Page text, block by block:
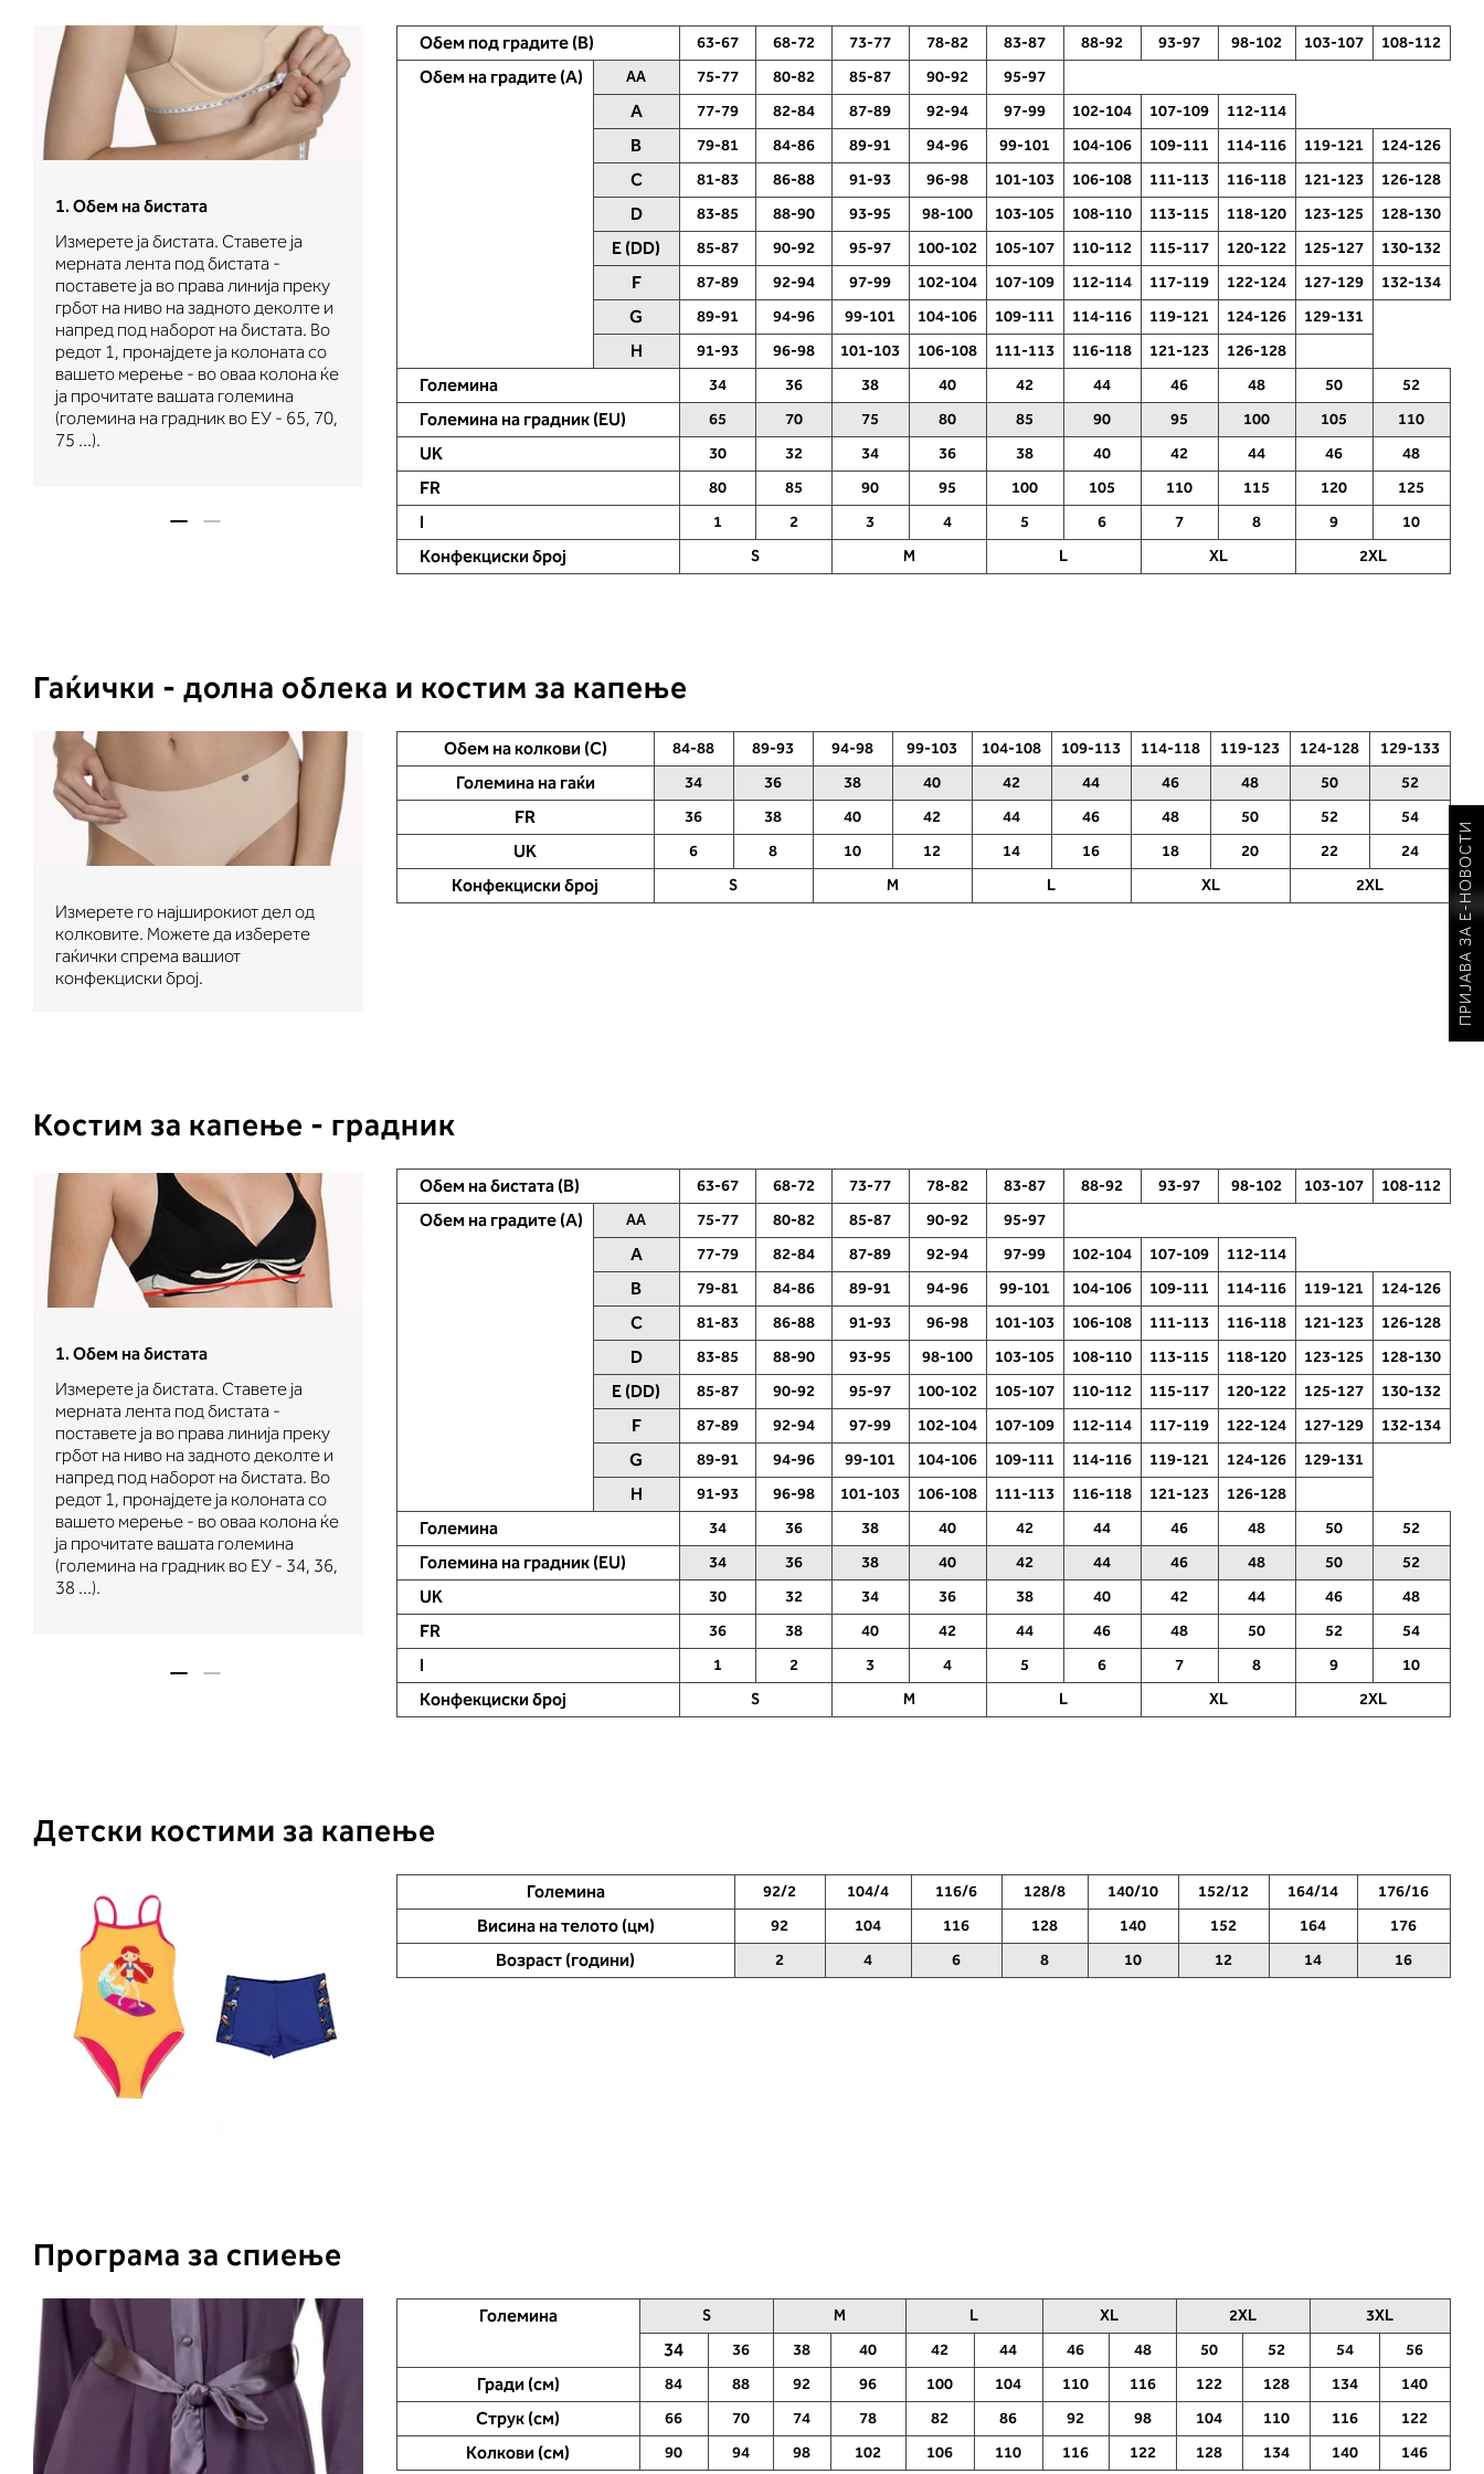
1. Обем на бистата
Измерете ја бистата. Ставете ја
мерната лента под бистата -
поставете ја во права линија преку
грбот на ниво на задното деколте и
напред под наборот на бистата. Во
редот 1, пронајдете ја колоната со
вашето мерење - во оваа колона ќе
ја прочитате вашата големина
(големина на градник во ЕУ - 65, 70,
75 ...).
Измерете го обемот на градите.
Ставете ја мерната лента над грбот
на ниво на задното деколте и над
градите, на ниво на брадавиците -
до вдлабнатината помеѓу градите.
длабочина на корпата одговара на
вашето мерење (А, Б...) - побарајте
во колоната што сте ја одредиле со
мерењето на бистата.
1. Обем на бистата
Измерете ја бистата. Ставете ја
мерната лента под бистата -
поставете ја во права линија преку
грбот на ниво на задното деколте и
напред под наборот на бистата. Во
редот 1, пронајдете ја колоната со
вашето мерење - во оваа колона ќе
ја прочитате вашата големина
(големина на градник во ЕУ - 65, 70,
75 ...).
2. Обем на градите
Измерете го обемот на градите.
Ставете ја мерната лента над грбот
на ниво на задното деколте и над
градите, на ниво на брадавиците -
до вдлабнатината помеѓу градите.
Во делот 2 ќе прочитате која
длабочина на корпата одговара на
вашето мерење (А, Б...) - побарајте
во колоната што сте ја одредиле со
мерењето на бистата.
Обем под градите (B) 63-67 68-72 73-77 78-82 83-87 88-92 93-97 98-102 103-107 108-112
Обем на градите (A) AA 75-77 80-82 85-87 90-92 95-97
A 77-79 82-84 87-89 92-94 97-99 102-104 107-109 112-114
B 79-81 84-86 89-91 94-96 99-101 104-106 109-111 114-116 119-121 124-126
C 81-83 86-88 91-93 96-98 101-103 106-108 111-113 116-118 121-123 126-128
D 83-85 88-90 93-95 98-100 103-105 108-110 113-115 118-120 123-125 128-130
E (DD) 85-87 90-92 95-97 100-102 105-107 110-112 115-117 120-122 125-127 130-132
F 87-89 92-94 97-99 102-104 107-109 112-114 117-119 122-124 127-129 132-134
G 89-91 94-96 99-101 104-106 109-111 114-116 119-121 124-126 129-131
H 91-93 96-98 101-103 106-108 111-113 116-118 121-123 126-128
Големина 34 36 38 40 42 44 46 48 50 52
Големина на градник (EU) 65 70 75 80 85 90 95 100 105 110
UK 30 32 34 36 38 40 42 44 46 48
FR 80 85 90 95 100 105 110 115 120 125
I 1 2 3 4 5 6 7 8 9 10
Конфекциски број S M L XL 2XL
Гаќички - долна облека и костим за капење
Измерете го најширокиот дел од
колковите. Можете да изберете
гаќички спрема вашиот
конфекциски број.
Обем на колкови (C) 84-88 89-93 94-98 99-103 104-108 109-113 114-118 119-123 124-128 129-133
Големина на гаќи 34 36 38 40 42 44 46 48 50 52
FR 36 38 40 42 44 46 48 50 52 54
UK 6 8 10 12 14 16 18 20 22 24
Конфекциски број S M L XL 2XL
Костим за капење - градник
1. Обем на бистата
Измерете ја бистата. Ставете ја
мерната лента под бистата -
поставете ја во права линија преку
грбот на ниво на задното деколте и
напред под наборот на бистата. Во
редот 1, пронајдете ја колоната со
вашето мерење - во оваа колона ќе
ја прочитате вашата големина
(големина на градник во ЕУ - 34, 36,
38 ...).
Измерете го обемот на градите.
Ставете ја мерната лента преку
грбот на ниво на задното деколте и
брадавиците - до вдлабнатината
прочитате која длабочина на
корпата одговара на вашето
мерење (A, B...) - побарајте во
колоната што сте ја одредиле со
мерењето на бистата.
1. Обем на бистата
Измерете ја бистата. Ставете ја
мерната лента под бистата -
поставете ја во права линија преку
грбот на ниво на задното деколте и
напред под наборот на бистата. Во
редот 1, пронајдете ја колоната со
вашето мерење - во оваа колона ќе
ја прочитате вашата големина
(големина на градник во ЕУ - 34, 36,
38 ...).
2. Обем на градите
Измерете го обемот на градите.
Ставете ја мерната лента преку
грбот на ниво на задното деколте и
преку градите, на ниво на
брадавиците - до вдлабнатината
помеѓу градите. Во делот 2 ќе
прочитате која длабочина на
корпата одговара на вашето
мерење (A, B...) - побарајте во
колоната што сте ја одредиле со
мерењето на бистата.
Обем на бистата (B) 63-67 68-72 73-77 78-82 83-87 88-92 93-97 98-102 103-107 108-112
Обем на градите (A) AA 75-77 80-82 85-87 90-92 95-97
A 77-79 82-84 87-89 92-94 97-99 102-104 107-109 112-114
B 79-81 84-86 89-91 94-96 99-101 104-106 109-111 114-116 119-121 124-126
C 81-83 86-88 91-93 96-98 101-103 106-108 111-113 116-118 121-123 126-128
D 83-85 88-90 93-95 98-100 103-105 108-110 113-115 118-120 123-125 128-130
E (DD) 85-87 90-92 95-97 100-102 105-107 110-112 115-117 120-122 125-127 130-132
F 87-89 92-94 97-99 102-104 107-109 112-114 117-119 122-124 127-129 132-134
G 89-91 94-96 99-101 104-106 109-111 114-116 119-121 124-126 129-131
H 91-93 96-98 101-103 106-108 111-113 116-118 121-123 126-128
Големина 34 36 38 40 42 44 46 48 50 52
Големина на градник (EU) 34 36 38 40 42 44 46 48 50 52
UK 30 32 34 36 38 40 42 44 46 48
FR 36 38 40 42 44 46 48 50 52 54
I 1 2 3 4 5 6 7 8 9 10
Конфекциски број S M L XL 2XL
Детски костими за капење
Големина 92/2 104/4 116/6 128/8 140/10 152/12 164/14 176/16
Висина на телото (цм) 92 104 116 128 140 152 164 176
Возраст (години) 2 4 6 8 10 12 14 16
Програма за спиење
Големина S M L XL 2XL 3XL
34 36 38 40 42 44 46 48 50 52 54 56
Гради (см) 84 88 92 96 100 104 110 116 122 128 134 140
Струк (см) 66 70 74 78 82 86 92 98 104 110 116 122
Колкови (см) 90 94 98 102 106 110 116 122 128 134 140 146
ПРИЈАВА ЗА Е-НОВОСТИ